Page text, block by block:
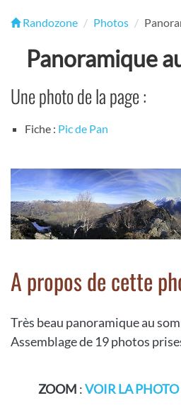
Randozone Photos
Panoramique
Une photo de la page :
Fiche : Pic de Pan
A propos de cette
Très beau panoramique au
Assemblage de 19 photos
ZOOM :VOIR LA